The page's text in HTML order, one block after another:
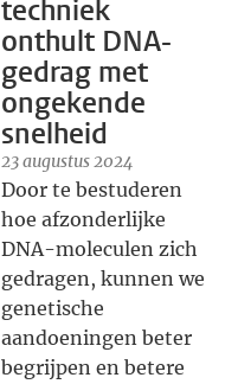
techniek
onthult DNA-
gedrag met
ongekende
snelheid
23 augustus 2024
Door te bestuderen
hoe afzonderlijke
DNA-moleculen zich
gedragen, kunnen we
genetische
aandoeningen beter
begrijpen en betere